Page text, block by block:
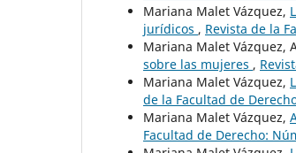
Mariana Malet Vázquez,
jurídicos , Revista de la
Mariana Malet Vázquez,
sobre las mujeres ,
Mariana Malet Vázquez,
de la Facultad de
Mariana Malet Vázquez,
Facultad de Derecho: